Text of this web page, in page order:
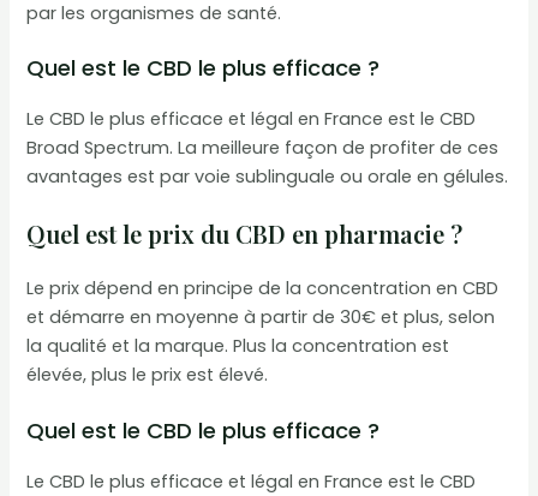
par les organismes de santé.
Quel est le CBD le plus efficace ?
Le CBD le plus efficace et légal en France est le CBD
Broad Spectrum. La meilleure façon de profiter de ces
avantages est par voie sublinguale ou orale en gélules.
Quel est le prix du CBD en pharmacie ?
Le prix dépend en principe de la concentration en CBD
et démarre en moyenne à partir de 30€ et plus, selon
la qualité et la marque. Plus la concentration est
élevée, plus le prix est élevé.
Quel est le CBD le plus efficace ?
Le CBD le plus efficace et légal en France est le CBD